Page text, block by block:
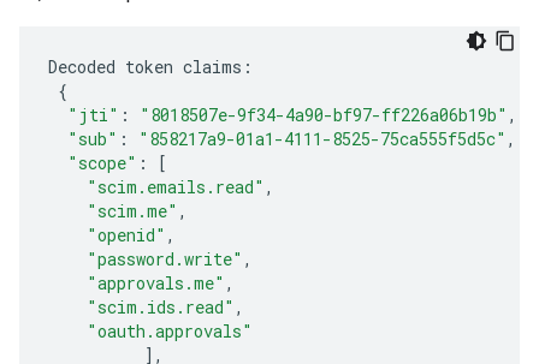
Decoded token claims :
{
"jti" : "8018507e-9f34-4a90-bf97-ff226a06b19b" ,
"sub" : "858217a9-01a1-4111-8525-75ca555f5d5c" ,
"scope" :
[
"scim.emails.read" ,
"scim.me" ,
"openid" ,
"password.write" ,
"approvals.me" ,
"scim.ids.read" ,
"oauth.approvals"
],